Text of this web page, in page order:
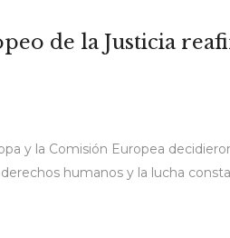
de la Justicia
y la Comisión Europea
humanos y la lucha